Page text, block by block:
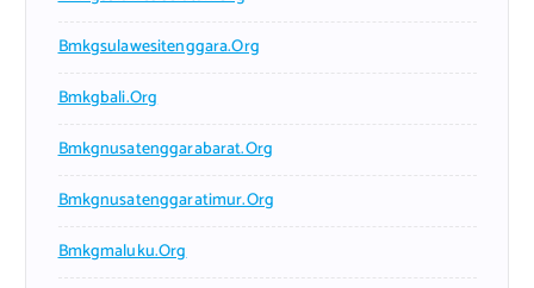
Bmkgsulawesitenggara.org
Bmkgbali.org
Bmkgnusatenggarabarat.org
Bmkgnusatenggaratimur.org
Bmkgmaluku.org